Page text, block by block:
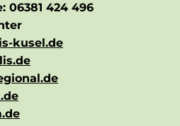
06381 424 496
kusel.de